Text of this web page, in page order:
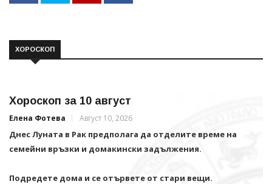
ХОРОСКОП
Хороскоп за 10 август
Елена Фотева Август 10, 2026
Днес Луната в Рак предполага да отделите време на
семейни връзки и домакински задължения.
Подредете дома и се отървете от стари вещи.